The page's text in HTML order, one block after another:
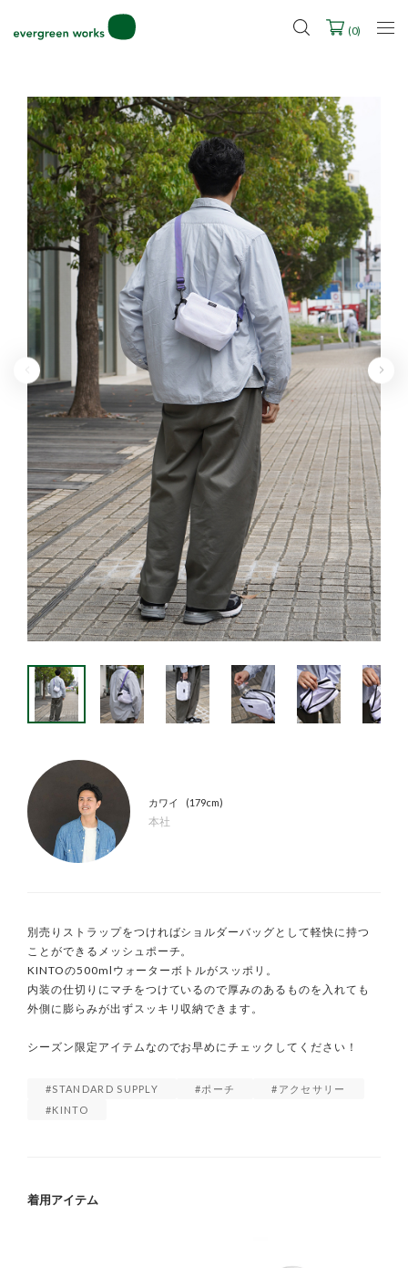
2027年ご入学用ランドセル受注会スケジュール
(0)
カワイ
本社
179cm
別売りストラップをつければショルダーバッグとして軽快に持つ
ことができるメッシュポーチ。
KINTOの500mlウォーターボトルがスッポリ。
内装の仕切りにマチをつけているので厚みのあるものを入れても
外側に膨らみが出ずスッキリ収納できます。
シーズン限定アイテムなのでお早めにチェックしてください！
STANDARD SUPPLY ポーチ
アクセサリー
KINTO
着用アイテム